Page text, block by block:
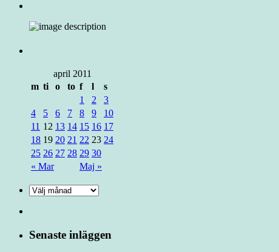
april 2011
m ti o to f l s
« Mar Maj »
1 2
3
4
5 6 7 8 9
10
11 12 13 14 15 16 17
18 19 20 21 22 23 24
25 26 27 28 29 30
Senaste inläggen